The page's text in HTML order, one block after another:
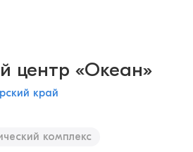
центр «Океан»
край
комплекс